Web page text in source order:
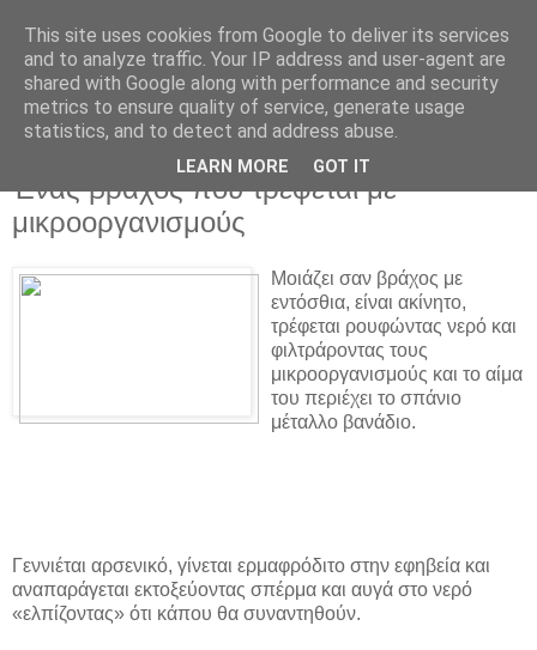
Ένας βράχος που τρέφεται με
μικροοργανισμούς
Μοιάζει σαν βράχος με
εντόσθια, είναι ακίνητο,
τρέφεται ρουφώντας νερό και
φιλτράροντας τους
μικροοργανισμούς και το αίμα
του περιέχει το σπάνιο
μέταλλο βανάδιο.
Γεννιέται αρσενικό, γίνεται ερμαφρόδιτο στην εφηβεία και
αναπαράγεται εκτοξεύοντας σπέρμα και αυγά στο νερό
«ελπίζοντας» ότι κάπου θα συναντηθούν.
This site uses cookies from Google to deliver its services
and to analyze traffic. Your IP address and user-agent are
shared with Google along with performance and security
metrics to ensure quality of service, generate usage
statistics, and to detect and address abuse.
LEARN MORE GOT IT